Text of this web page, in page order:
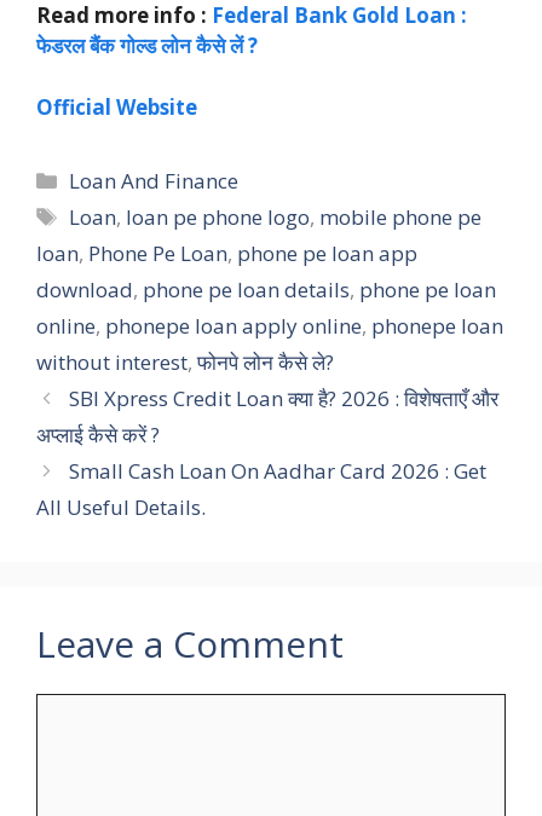
Read more info : Federal Bank Gold Loan :
फेडरल बैंक गोल्ड लोन कैसे लें ?
Official Website
Categories
Loan And Finance
Tags
Loan, loan pe phone logo, mobile phone pe
loan, Phone Pe Loan, phone pe loan app
download, phone pe loan details, phone pe loan
online, phonepe loan apply online, phonepe loan
without interest,फोनपे लोन कैसे ले?
SBI Xpress Credit Loan क्या है? 2026 : विशेषताएँ और
अप्लाई कैसे करें ?
Small Cash Loan On Aadhar Card 2026 : Get
All Useful Details.
Leave a Comment